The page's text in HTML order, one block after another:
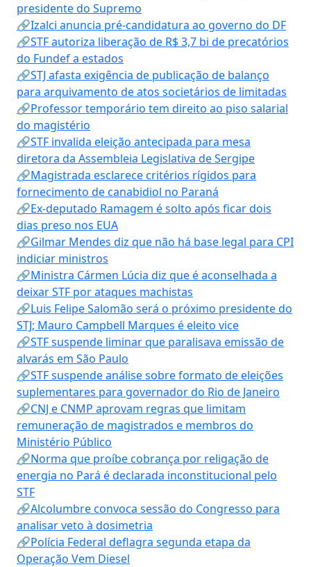
presidente do Supremo
🔗Izalci anuncia pré-candidatura ao governo do DF
🔗STF autoriza liberação de R$ 3,7 bi de precatórios
do Fundef a estados
🔗STJ afasta exigência de publicação de balanço
para arquivamento de atos societários de limitadas
🔗Professor temporário tem direito ao piso salarial
do magistério
🔗STF invalida eleição antecipada para mesa
diretora da Assembleia Legislativa de Sergipe
🔗Magistrada esclarece critérios rígidos para
fornecimento de canabidiol no Paraná
🔗Ex-deputado Ramagem é solto após ficar dois
dias preso nos EUA
🔗Gilmar Mendes diz que não há base legal para CPI
indiciar ministros
🔗Ministra Cármen Lúcia diz que é aconselhada a
deixar STF por ataques machistas
🔗Luis Felipe Salomão será o próximo presidente do
STJ; Mauro Campbell Marques é eleito vice
🔗STF suspende liminar que paralisava emissão de
alvarás em São Paulo
🔗STF suspende análise sobre formato de eleições
suplementares para governador do Rio de Janeiro
🔗CNJ e CNMP aprovam regras que limitam
remuneração de magistrados e membros do
Ministério Público
🔗Norma que proíbe cobrança por religação de
energia no Pará é declarada inconstitucional pelo
STF
🔗Alcolumbre convoca sessão do Congresso para
analisar veto à dosimetria
🔗Polícia Federal deflagra segunda etapa da
Operação Vem Diesel